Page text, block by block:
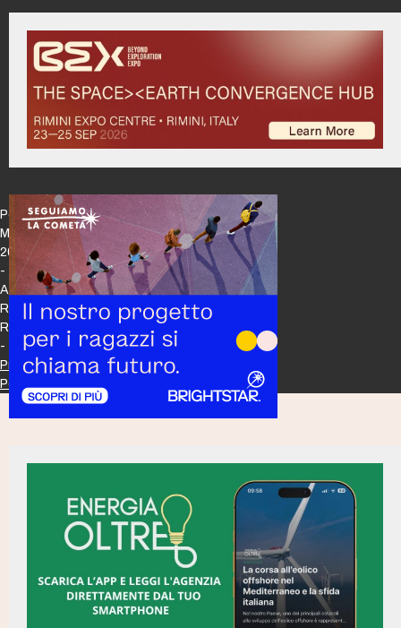
Policy
Maker
2026
-
All
Rights
Reserved
-
Privacy
Policy